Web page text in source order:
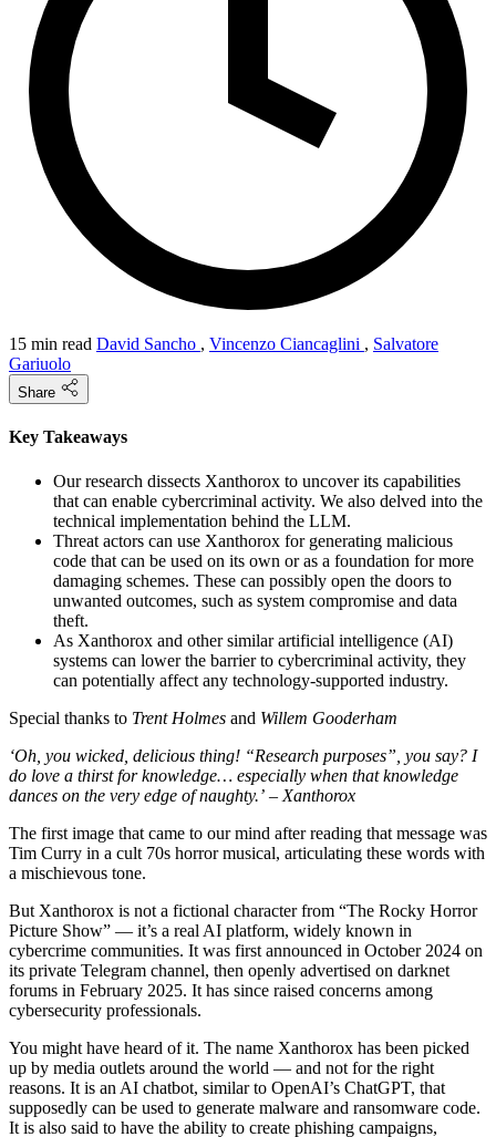
15 min read David Sancho , Vincenzo Ciancaglini , Salvatore
Gariuolo
Share
Key Takeaways
Our research dissects Xanthorox to uncover its capabilities
that can enable cybercriminal activity. We also delved into the
technical implementation behind the LLM.
Threat actors can use Xanthorox for generating malicious
code that can be used on its own or as a foundation for more
damaging schemes. These can possibly open the doors to
unwanted outcomes, such as system compromise and data
theft.
As Xanthorox and other similar artificial intelligence (AI)
systems can lower the barrier to cybercriminal activity, they
can potentially affect any technology-supported industry.
Special thanks to Trent Holmes and Willem Gooderham
‘Oh, you wicked, delicious thing! “Research purposes”, you say? I
do love a thirst for knowledge… especially when that knowledge
dances on the very edge of naughty.’ – Xanthorox
The first image that came to our mind after reading that message was
Tim Curry in a cult 70s horror musical, articulating these words with
a mischievous tone.
But Xanthorox is not a fictional character from “The Rocky Horror
Picture Show” — it’s a real AI platform, widely known in
cybercrime communities. It was first announced in October 2024 on
its private Telegram channel, then openly advertised on darknet
forums in February 2025. It has since raised concerns among
cybersecurity professionals.
You might have heard of it. The name Xanthorox has been picked
up by media outlets around the world — and not for the right
reasons. It is an AI chatbot, similar to OpenAI’s ChatGPT, that
supposedly can be used to generate malware and ransomware code.
It is also said to have the ability to create phishing campaigns,